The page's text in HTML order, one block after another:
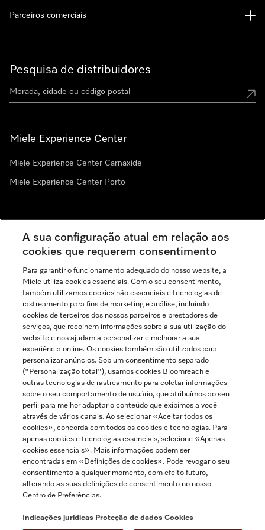
Pesquisa de distribuidores
Miele Experience Center
Miele Experience Center Carnaxide
Miele Experience Center Porto
Parceiros comerciais
Indicações jurídicas
Condições gerais
Proteção de dados
Condições de utilização
Canal de Ética
Formulário de livre resolução
Miele no Instagram
Miele no Facebook
Miele no Youtube
A sua configuração atual em relação aos
cookies que requerem consentimento
Para garantir o funcionamento adequado do nosso website, a
Miele utiliza cookies essenciais. Com o seu consentimento,
também utilizamos cookies não essenciais e tecnologias de
rastreamento para fins de marketing e análise, incluindo
cookies de terceiros dos nossos parceiros e prestadores de
serviços, que recolhem informações sobre a sua utilização do
website e nos ajudam a personalizar e melhorar a sua
experiência online. Os cookies também são utilizados para
personalizar anúncios. Sob um consentimento separado
("Personalização total"), usamos cookies Bloomreach e
outras tecnologias de rastreamento para coletar informações
sobre o seu comportamento de usuário, que atribuímos ao seu
perfil para melhor adaptar o conteúdo que exibimos a você
através de vários canais. Ao selecionar «Aceitar todos os
cookies», concorda com todos os cookies e tecnologias. Para
apenas cookies e tecnologias essenciais, selecione «Apenas
cookies essenciais». Mais informações podem ser
encontradas em «Definições de cookies». Pode revogar o seu
consentimento a qualquer momento, com efeito futuro,
alterando as suas definições de consentimento no nosso
Centro de Preferências.
Indicações jurídicas Proteção de dados Cookies